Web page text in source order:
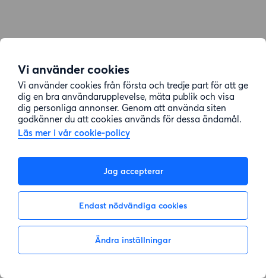
Vi använder cookies
Vi använder cookies från första och tredje part för att ge
dig en bra användarupplevelse, mäta publik och visa
dig personliga annonser. Genom att använda siten
godkänner du att cookies används för dessa ändamål.
Läs mer i vår cookie-policy
Jag accepterar
Endast nödvändiga cookies
Ändra inställningar